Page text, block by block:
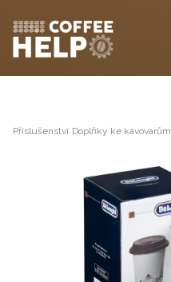
Příslušenství Doplňky ke kávovarům